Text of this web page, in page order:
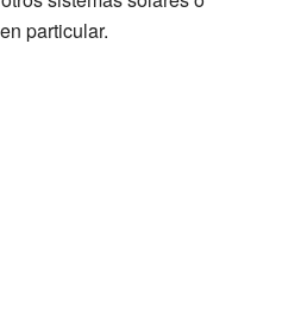
particular.